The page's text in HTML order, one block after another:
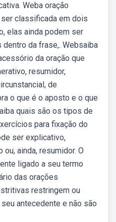
Weba oração
classificada em dois
elas ainda podem ser
da frase,. Websaiba
da oração que
resumidor,
de
o que é o aposto e o que
quais são os tipos de
para fixação do
ser explicativo,
ainda, resumidor. O
ligado a seu termo
das orações
restringem ou
antecedente e não são